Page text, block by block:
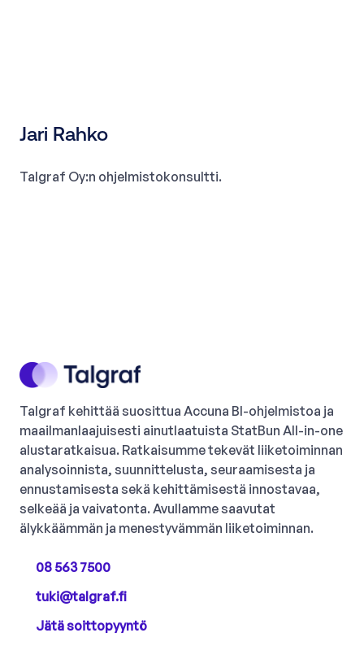
Jari Rahko
Talgraf Oy:n ohjelmistokonsultti.
Talgraf kehittää suosittua Accuna BI-ohjelmistoa ja
maailmanlaajuisesti ainutlaatuista StatBun All-in-one
alustaratkaisua. Ratkaisumme tekevät liiketoiminnan
analysoinnista, suunnittelusta, seuraamisesta ja
ennustamisesta sekä kehittämisestä innostavaa,
selkeää ja vaivatonta. Avullamme saavutat
älykkäämmän ja menestyvämmän liiketoiminnan.
08 563 7500
tuki@talgraf.fi
Jätä soittopyyntö